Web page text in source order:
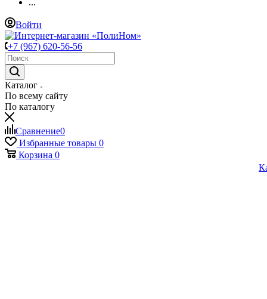
...
Войти
+7 (967) 620-56-56
Каталог
По всему сайту
По каталогу
Сравнение0
Избранные товары 0
Корзина 0